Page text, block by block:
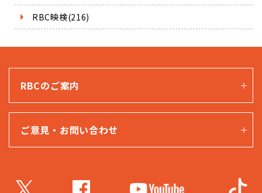
RBC映検(216)
RBCのご案内
ご意見・お問い合わせ